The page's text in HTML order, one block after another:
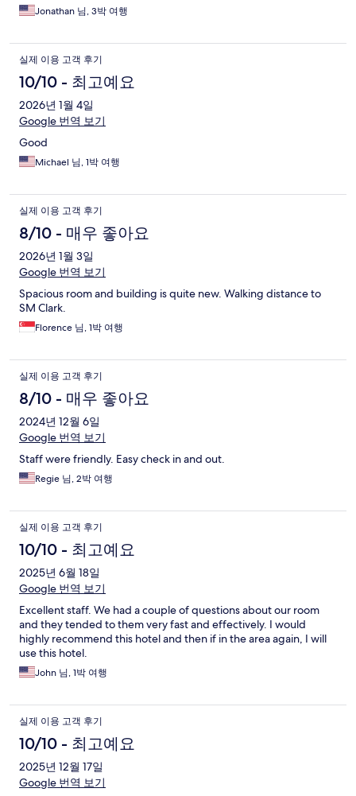
Jonathan 님, 3박 여행
실제 이용 고객 후기
10/10 - 최고예요
2026년 1월 4일
Google 번역 보기
Good
Michael 님, 1박 여행
실제 이용 고객 후기
8/10 - 매우 좋아요
2026년 1월 3일
Google 번역 보기
Spacious room and building is quite new. Walking distance to
SM Clark.
Florence 님, 1박 여행
실제 이용 고객 후기
8/10 - 매우 좋아요
2024년 12월 6일
Google 번역 보기
Staff were friendly. Easy check in and out.
Regie 님, 2박 여행
실제 이용 고객 후기
10/10 - 최고예요
2025년 6월 18일
Google 번역 보기
Excellent staff. We had a couple of questions about our room
and they tended to them very fast and effectively. I would
highly recommend this hotel and then if in the area again, I will
use this hotel.
John 님, 1박 여행
실제 이용 고객 후기
10/10 - 최고예요
2025년 12월 17일
Google 번역 보기